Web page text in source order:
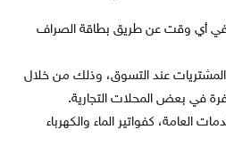
في أي وقت عن طريق بطاقة الصراف
عند التسوق، وذلك من خلال
في بعض المحلات التجارية.
العامة، كفواتير الماء والكهرباء